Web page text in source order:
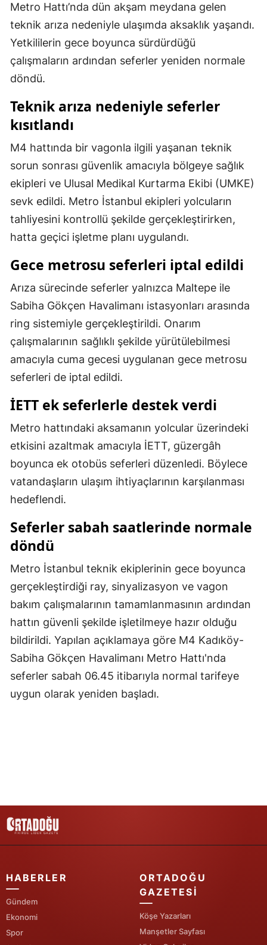
Hatay
Isparta
Mersin
İzmir
Kastamonu
Kayseri
Kırklareli
Kırşehir
Kocaeli
Konya
Kütahya
Malatya
Manisa
Mardin
Muğla
Muş
Nevşehir
Ordu
Sakarya
Samsun
Siirt
Sinop
Sivas
Tekirdağ
Van
Zonguldak
Aksaray
Bayburt
Metro Hattı’nda dün akşam meydana gelen
teknik arıza nedeniyle ulaşımda aksaklık yaşandı.
Yetkililerin gece boyunca sürdürdüğü
çalışmaların ardından seferler yeniden normale
döndü.
Teknik arıza nedeniyle seferler
kısıtlandı
M4 hattında bir vagonla ilgili yaşanan teknik
sorun sonrası güvenlik amacıyla bölgeye sağlık
ekipleri ve Ulusal Medikal Kurtarma Ekibi (UMKE)
sevk edildi. Metro İstanbul ekipleri yolcuların
tahliyesini kontrollü şekilde gerçekleştirirken,
hatta geçici işletme planı uygulandı.
Gece metrosu seferleri iptal edildi
Arıza sürecinde seferler yalnızca Maltepe ile
Sabiha Gökçen Havalimanı istasyonları arasında
ring sistemiyle gerçekleştirildi. Onarım
çalışmalarının sağlıklı şekilde yürütülebilmesi
amacıyla cuma gecesi uygulanan gece metrosu
seferleri de iptal edildi.
İETT ek seferlerle destek verdi
Metro hattındaki aksamanın yolcular üzerindeki
etkisini azaltmak amacıyla İETT, güzergâh
boyunca ek otobüs seferleri düzenledi. Böylece
vatandaşların ulaşım ihtiyaçlarının karşılanması
hedeflendi.
Seferler sabah saatlerinde normale
döndü
Metro İstanbul teknik ekiplerinin gece boyunca
gerçekleştirdiği ray, sinyalizasyon ve vagon
bakım çalışmalarının tamamlanmasının ardından
hattın güvenli şekilde işletilmeye hazır olduğu
bildirildi. Yapılan açıklamaya göre M4 Kadıköy-
Sabiha Gökçen Havalimanı Metro Hattı'nda
seferler sabah 06.45 itibarıyla normal tarifeye
uygun olarak yeniden başladı.
HABERLER
Gündem
Ekonomi
Spor
ORTADOĞU
GAZETESI
Köşe Yazarları
Manşetler Sayfası